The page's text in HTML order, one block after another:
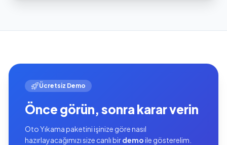
Ücretsiz Demo
Önce görün, sonra karar verin
Oto Yıkama paketini işinize göre nasıl
hazırlayacağımızı size canlı birdemoile gösterelim.